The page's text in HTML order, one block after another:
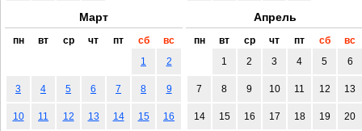
Март
пн вт ср чт пт сб
вс
1
2
3 4 5 6 7 8 9
10 11 12 13 14 15 16
Апрель
пн вт ср чт пт сб
вс
1
2 3 4 5 6
7 8 9 10 11 12 13
14 15 16 17 18 19 20